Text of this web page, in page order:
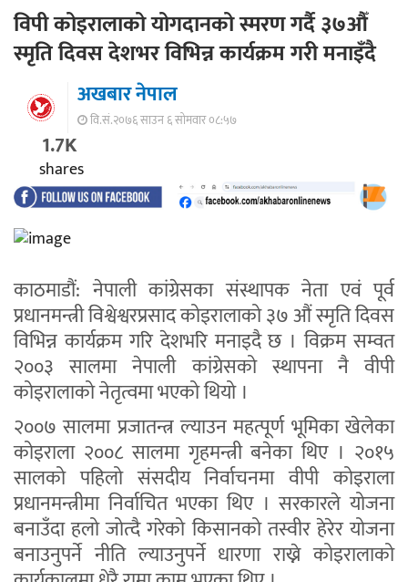
विपी कोइरालाको योगदानको स्मरण गर्दै ३७औँ
स्मृति दिवस देशभर विभिन्न कार्यक्रम गरी मनाइँदै
अखबार नेपाल
वि.सं.२०७६ साउन ६ सोमवार ०८:५७
1.7K
shares
काठमाडौं: नेपाली कांग्रेसका संस्थापक नेता एवं पूर्व
प्रधानमन्त्री विश्वेश्वरप्रसाद कोइरालाको ३७ औं स्मृति दिवस
विभिन्न कार्यक्रम गरि देशभरि मनाइदै छ । विक्रम सम्वत
२००३ सालमा नेपाली कांग्रेसको स्थापना नै वीपी
कोइरालाको नेतृत्वमा भएको थियो ।
२००७ सालमा प्रजातन्त्र ल्याउन महत्पूर्ण भूमिका खेलेका
कोइराला २००८ सालमा गृहमन्त्री बनेका थिए । २०१५
सालको पहिलो संसदीय निर्वाचनमा वीपी कोइराला
प्रधानमन्त्रीमा निर्वाचित भएका थिए । सरकारले योजना
बनाउँदा हलो जोत्दै गरेको किसानको तस्वीर हेरेर योजना
बनाउनुपर्ने नीति ल्याउनुपर्ने धारणा राख्ने कोइरालाको